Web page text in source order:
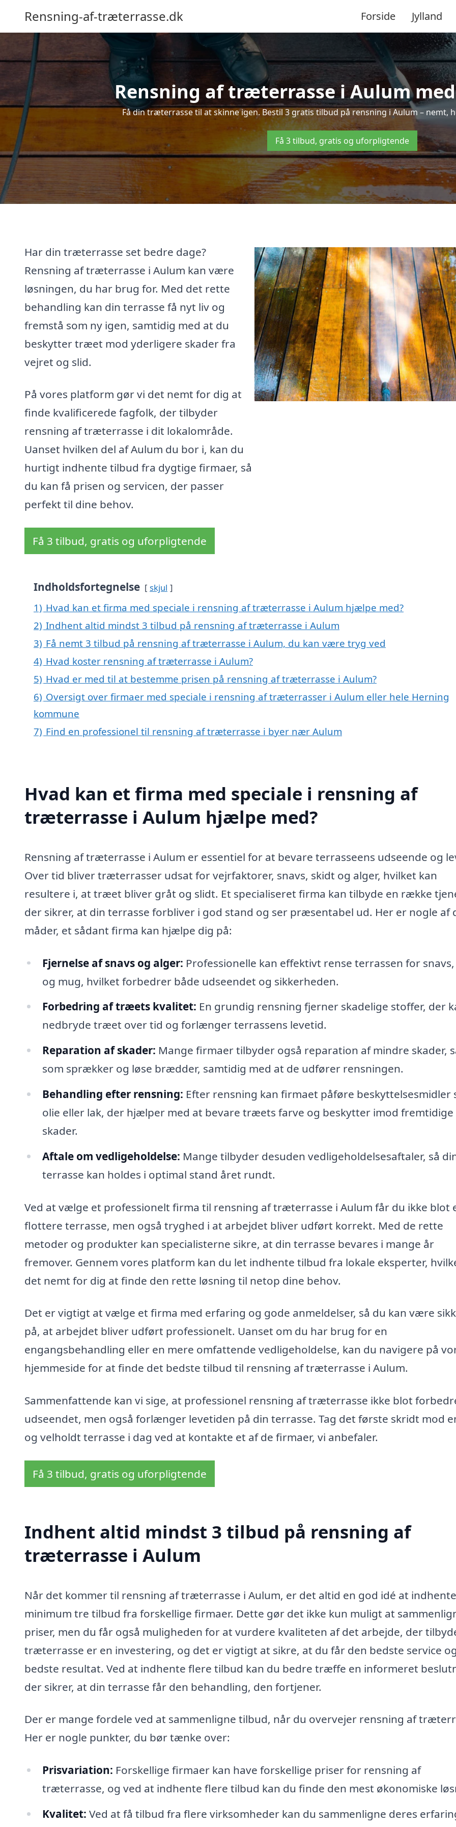
Rensning-af-træterrasse.dk Forside Jylland
Rensning af træterrasse i Aulum
Få din træterrasse til at skinne igen. Bestil 3 gratis tilbud på rensning i Aulum – nemt,
Få 3 tilbud, gratis og uforpligtende
Har din træterrasse set bedre dage?
Rensning af træterrasse i Aulum kan være
løsningen, du har brug for. Med det rette
behandling kan din terrasse få nyt liv og
fremstå som ny igen, samtidig med at du
beskytter træet mod yderligere skader fra
vejret og slid.
På vores platform gør vi det nemt for dig at
finde kvalificerede fagfolk, der tilbyder
rensning af træterrasse i dit lokalområde.
Uanset hvilken del af Aulum du bor i, kan du
hurtigt indhente tilbud fra dygtige firmaer, så
du kan få prisen og servicen, der passer
perfekt til dine behov.
Få 3 tilbud, gratis og uforpligtende
Indholdsfortegnelse skjul
1) Hvad kan et firma med speciale i rensning af træterrasse i Aulum hjælpe med?
2) Indhent altid mindst 3 tilbud på rensning af træterrasse i Aulum
3) Få nemt 3 tilbud på rensning af træterrasse i Aulum, du kan være tryg ved
4) Hvad koster rensning af træterrasse i Aulum?
5) Hvad er med til at bestemme prisen på rensning af træterrasse i Aulum?
6) Oversigt over firmaer med speciale i rensning af træterrasser i Aulum eller hele Herning
kommune
7) Find en professionel til rensning af træterrasse i byer nær Aulum
Hvad kan et firma med speciale i rensning af
træterrasse i Aulum hjælpe med?
Rensning af træterrasse i Aulum er essentiel for at bevare terrasseens udseende og
Over tid bliver træterrasser udsat for vejrfaktorer, snavs, skidt og alger, hvilket kan
resultere i, at træet bliver gråt og slidt. Et specialiseret firma kan tilbyde en række
der sikrer, at din terrasse forbliver i god stand og ser præsentabel ud. Her er nogle af
måder, et sådant firma kan hjælpe dig på:
Fjernelse af snavs og alger: Professionelle kan effektivt rense terrassen for
og mug, hvilket forbedrer både udseendet og sikkerheden.
Forbedring af træets kvalitet: En grundig rensning fjerner skadelige stoffer, der
nedbryde træet over tid og forlænger terrassens levetid.
Reparation af skader: Mange firmaer tilbyder også reparation af mindre skader,
som sprækker og løse brædder, samtidig med at de udfører rensningen.
Behandling efter rensning: Efter rensning kan firmaet påføre beskyttelsesmidler
olie eller lak, der hjælper med at bevare træets farve og beskytter imod fremtidige
skader.
Aftale om vedligeholdelse: Mange tilbyder desuden vedligeholdelsesaftaler, så
terrasse kan holdes i optimal stand året rundt.
Ved at vælge et professionelt firma til rensning af træterrasse i Aulum får du ikke blot
flottere terrasse, men også tryghed i at arbejdet bliver udført korrekt. Med de rette
metoder og produkter kan specialisterne sikre, at din terrasse bevares i mange år
fremover. Gennem vores platform kan du let indhente tilbud fra lokale eksperter,
det nemt for dig at finde den rette løsning til netop dine behov.
Det er vigtigt at vælge et firma med erfaring og gode anmeldelser, så du kan være
på, at arbejdet bliver udført professionelt. Uanset om du har brug for en
engangsbehandling eller en mere omfattende vedligeholdelse, kan du navigere på
hjemmeside for at finde det bedste tilbud til rensning af træterrasse i Aulum.
Sammenfattende kan vi sige, at professionel rensning af træterrasse ikke blot
udseendet, men også forlænger levetiden på din terrasse. Tag det første skridt mod
og velholdt terrasse i dag ved at kontakte et af de firmaer, vi anbefaler.
Få 3 tilbud, gratis og uforpligtende
Indhent altid mindst 3 tilbud på rensning af
træterrasse i Aulum
Når det kommer til rensning af træterrasse i Aulum, er det altid en god idé at indhente
minimum tre tilbud fra forskellige firmaer. Dette gør det ikke kun muligt at
priser, men du får også muligheden for at vurdere kvaliteten af det arbejde, der
træterrasse er en investering, og det er vigtigt at sikre, at du får den bedste service
bedste resultat. Ved at indhente flere tilbud kan du bedre træffe en informeret
der sikrer, at din terrasse får den behandling, den fortjener.
Der er mange fordele ved at sammenligne tilbud, når du overvejer rensning af
Her er nogle punkter, du bør tænke over:
Prisvariation: Forskellige firmaer kan have forskellige priser for rensning af
træterrasse, og ved at indhente flere tilbud kan du finde den mest økonomiske
Kvalitet: Ved at få tilbud fra flere virksomheder kan du sammenligne deres